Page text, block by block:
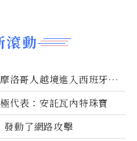
滾動
洛哥人越境進入西班牙休
代表：安託瓦內特珠寶
動了網路攻擊